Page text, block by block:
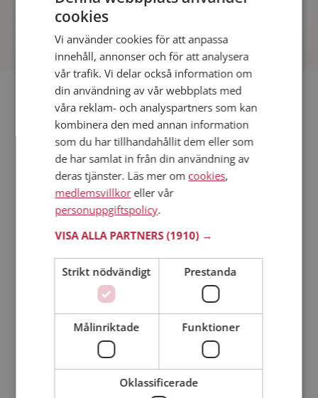
Söker du dejting i Tranemo så har du kommit rätt. På
Mötesplatsen kan du blir medlem och söka bland tusentals
dejtingintresserade singlar i Tranemo
Läs mer
Steg 1 - Bli medlem & skapa en presentation
Steg 2 - Så här fungerar våra sökfunktioner
Läs mer om vad Mötesplatsens singlar tycker
cookies
Vi använder cookies för att anpassa
innehåll, annonser och för att analysera
vår trafik. Vi delar också information om
din användning av vår webbplats med
våra reklam- och analyspartners som kan
kombinera den med annan information
som du har tillhandahållit dem eller som
de har samlat in från din användning av
deras tjänster. Läs mer om cookies,
medlemsvillkoreller vår
personuppgiftspolicy.
VISA ALLA PARTNERS(1910) →
Strikt nödvändigt Prestanda
Målinriktade Funktioner
Oklassificerade